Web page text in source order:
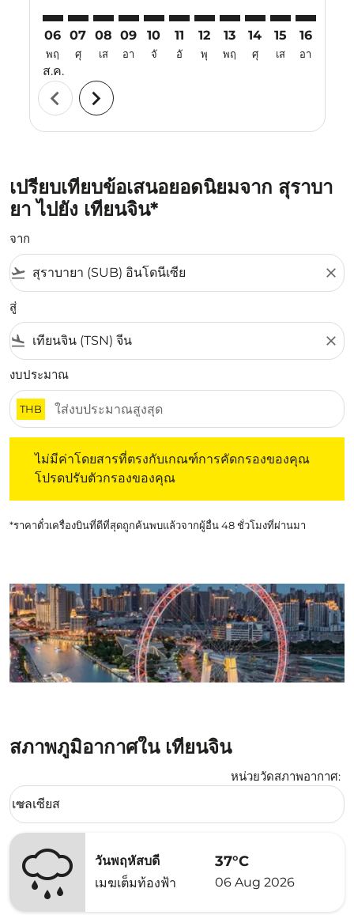
06
พฤ
ส.ค.
07
ศุ
08
เส
09
อา
10
จั
11
อั
12
พุ
13
พฤ
14
ศุ
15
เส
16
อา
chevron_left chevron_right
เปรียบเทียบข้อเสนอยอดนิยมจาก สุราบา
ยา ไปยัง เทียนจิน*
จาก
flight_takeoff close
สู่
flight_land close
งบประมาณ
THB
ไม่มีค่าโดยสารที่ตรงกับเกณฑ์การคัดกรองของคุณ
โปรดปรับตัวกรองของคุณ
*ราคาตั๋วเครื่องบินที่ดีที่สุดถูกค้นพบแล้วจากผู้อื่น 48 ชั่วโมงที่ผ่านมา
สภาพภูมิอากาศใน เทียนจิน
หน่วยวัดสภาพอากาศ:
Weather unit option เซลเซียส Selected
เซลเซียส
keyboard_arrow_down
วันพฤหัสบดี
เมฆเต็มท้องฟ้า
37°C
06 Aug 2026